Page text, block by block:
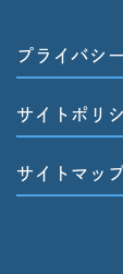
プライバシ
サイトポリ
サイトマッ